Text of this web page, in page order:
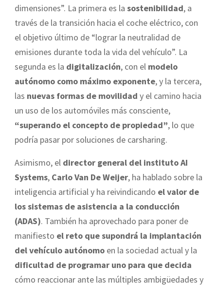
dimensiones”. La primera es la sostenibilidad, a
través de la transición hacia el coche eléctrico, con
el objetivo último de “lograr la neutralidad de
emisiones durante toda la vida del vehículo”. La
segunda es la digitalización, con el modelo
autónomo como máximo exponente, y la tercera,
las nuevas formas de movilidad y el camino hacia
un uso de los automóviles más consciente,
“superando el concepto de propiedad”, lo que
podría pasar por soluciones de carsharing.
Asimismo, el director general del instituto AI
Systems, Carlo Van De Weijer, ha hablado sobre la
inteligencia artificial y ha reivindicando el valor de
los sistemas de asistencia a la conducción
(ADAS). También ha aprovechado para poner de
manifiesto el reto que supondrá la implantación
del vehículo autónomo en la sociedad actual y la
dificultad de programar uno para que decida
cómo reaccionar ante las múltiples ambigüedades y